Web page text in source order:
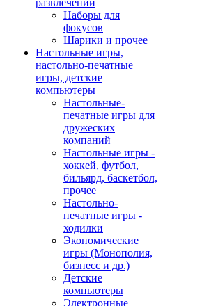
развлечений
Наборы для
фокусов
Шарики и прочее
Настольные игры,
настольно-печатные
игры, детские
компьютеры
Настольные-
печатные игры для
дружеских
компаний
Настольные игры -
хоккей, футбол,
бильярд, баскетбол,
прочее
Настольно-
печатные игры -
ходилки
Экономические
игры (Монополия,
бизнесс и др.)
Детские
компьютеры
Электронные